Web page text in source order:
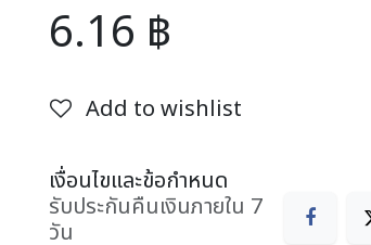
6.16 ฿
Add to wishlist
เงื่อนไขและข้อกำหนด
รับประกันคืนเงินภายใน 7
วัน